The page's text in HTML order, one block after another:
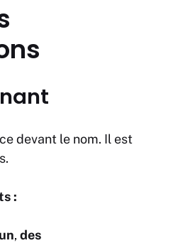
devant le nom. Il est
:
un, des